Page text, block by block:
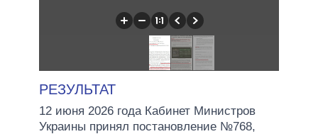
РЕЗУЛЬТАТ
12 июня 2026 года Кабинет Министров
Украины принял постановление №768,